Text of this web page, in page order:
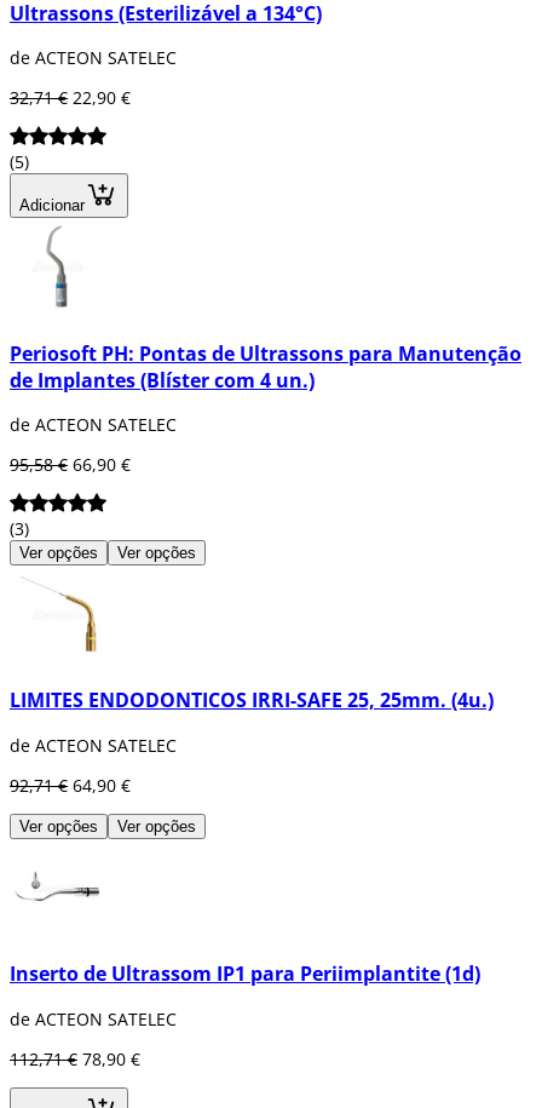
Ultrassons (Esterilizável a 134°C)
de ACTEON SATELEC
32,71 € 22,90 €
(5)
Adicionar
Periosoft PH: Pontas de Ultrassons para Manutenção
de Implantes (Blíster com 4 un.)
de ACTEON SATELEC
95,58 € 66,90 €
(3)
Ver opções Ver opções
LIMITES ENDODONTICOS IRRI-SAFE 25, 25mm. (4u.)
de ACTEON SATELEC
92,71 € 64,90 €
Ver opções Ver opções
Inserto de Ultrassom IP1 para Periimplantite (1d)
de ACTEON SATELEC
112,71 € 78,90 €